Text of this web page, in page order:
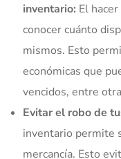
inventario: El
conocer cuánto
mismos. Esto
económicas que
vencidos, entre
Evitar el robo de
inventario permite
mercancía. Esto